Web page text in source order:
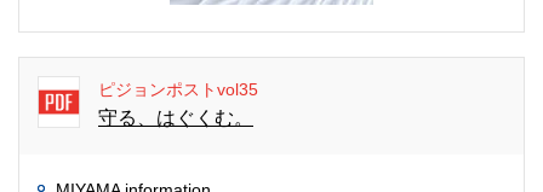
ピジョンポストvol35
守る、はぐくむ。